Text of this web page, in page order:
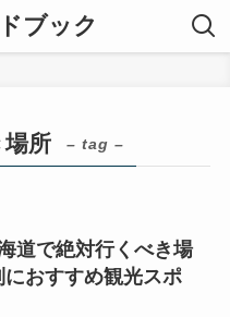
ブック
所 – tag –
道で絶対行くべき場
おすすめ観光スポ